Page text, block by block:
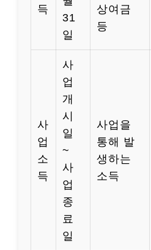
득
31
일
상여금
등
사
업
소
득
사
업
개
시
일
~
사
업
종
료
일
사업을
통해 발
생하는
소득